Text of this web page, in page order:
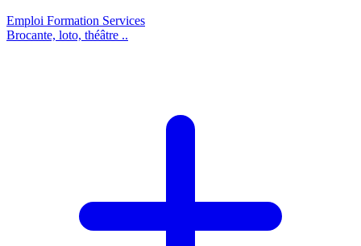
Emploi Formation Services
Brocante, loto, théâtre ..